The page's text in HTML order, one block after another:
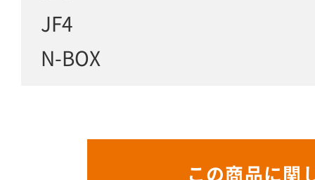
JF4
N-BOX
この商品に関